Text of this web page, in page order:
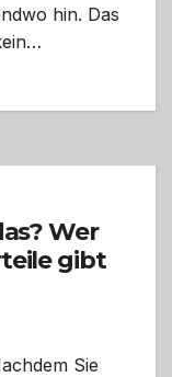
hin. Das
Wer
gibt
Sie